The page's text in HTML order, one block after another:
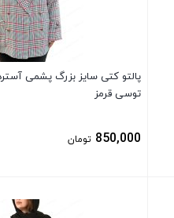
پالتو کتی سایز بزرگ پشمی
توسی قرمز
850,000 تومان